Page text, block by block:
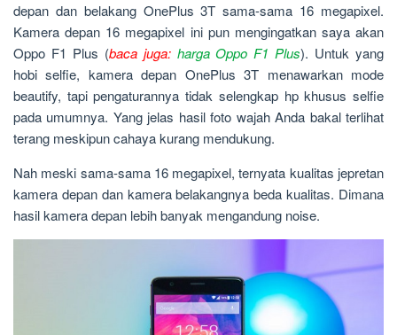
depan dan belakang OnePlus 3T sama-sama 16 megapixel.
Kamera depan 16 megapixel ini pun mengingatkan saya akan
Oppo F1 Plus (baca juga: harga Oppo F1 Plus). Untuk yang
hobi selfie, kamera depan OnePlus 3T menawarkan mode
beautify, tapi pengaturannya tidak selengkap hp khusus selfie
pada umumnya. Yang jelas hasil foto wajah Anda bakal terlihat
terang meskipun cahaya kurang mendukung.
Nah meski sama-sama 16 megapixel, ternyata kualitas jepretan
kamera depan dan kamera belakangnya beda kualitas. Dimana
hasil kamera depan lebih banyak mengandung noise.